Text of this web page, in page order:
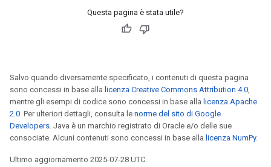
Questa pagina è stata utile?
Salvo quando diversamente specificato, i contenuti di questa pagina
sono concessi in base alla licenza Creative Commons Attribution 4.0,
mentre gli esempi di codice sono concessi in base alla licenza Apache
2.0. Per ulteriori dettagli, consulta le norme del sito di Google
Developers. Java è un marchio registrato di Oracle e/o delle sue
consociate. Alcuni contenuti sono concessi in base alla licenza NumPy.
Ultimo aggiornamento 2025-07-28 UTC.